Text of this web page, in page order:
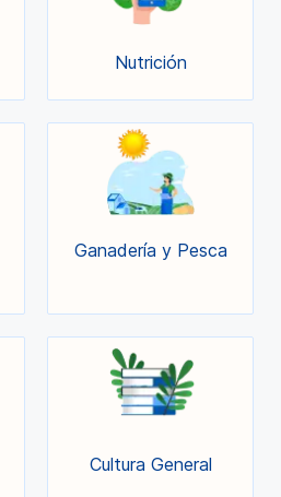
Nutrición
Ganadería y Pesca
Cultura General